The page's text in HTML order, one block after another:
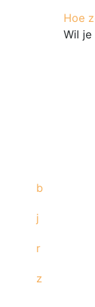
Hoe
Wil
b
j
r
z